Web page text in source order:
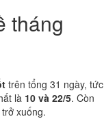
tháng
trên tổng 31 ngày, tức
là 10 và 22/5. Còn
xuống.